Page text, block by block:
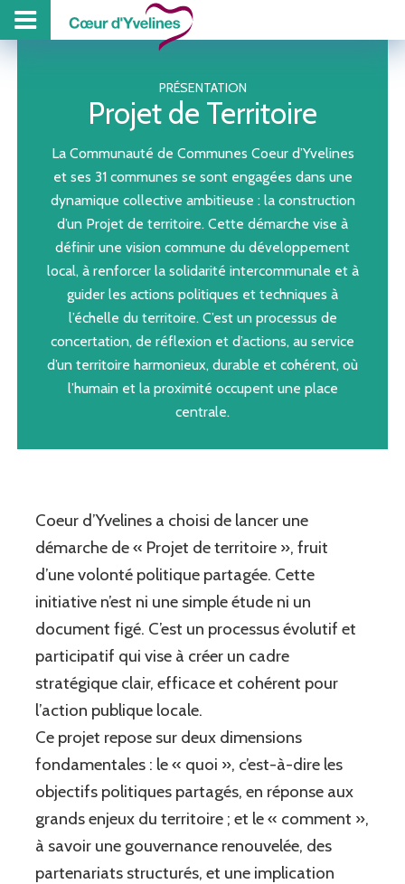
PRÉSENTATION
Projet de Territoire
La Communauté de Communes Coeur d’Yvelines
et ses 31 communes se sont engagées dans une
dynamique collective ambitieuse : la construction
d’un Projet de territoire. Cette démarche vise à
définir une vision commune du développement
local, à renforcer la solidarité intercommunale et à
guider les actions politiques et techniques à
l’échelle du territoire. C’est un processus de
concertation, de réflexion et d’actions, au service
d’un territoire harmonieux, durable et cohérent, où
l’humain et la proximité occupent une place
centrale.
Coeur d’Yvelines a choisi de lancer une
démarche de « Projet de territoire », fruit
d’une volonté politique partagée. Cette
initiative n’est ni une simple étude ni un
document figé. C’est un processus évolutif et
participatif qui vise à créer un cadre
stratégique clair, efficace et cohérent pour
l’action publique locale.
Ce projet repose sur deux dimensions
fondamentales : le « quoi », c’est-à-dire les
objectifs politiques partagés, en réponse aux
grands enjeux du territoire ; et le « comment »,
à savoir une gouvernance renouvelée, des
partenariats structurés, et une implication